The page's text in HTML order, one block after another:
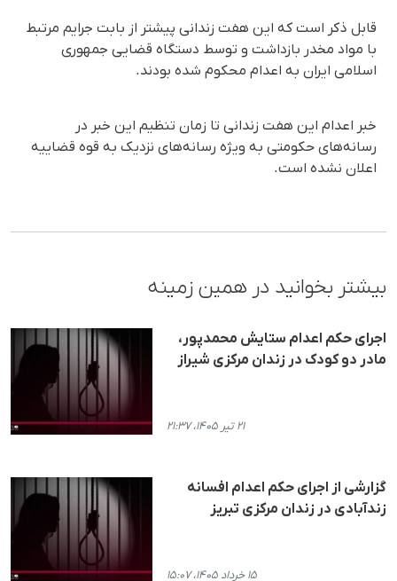
قابل ذکر است که این هفت زندانی پیشتر از بابت جرایم مرتبط
با مواد مخدر بازداشت و توسط دستگاه قضایی جمهوری
اسلامی ایران به اعدام محکوم شده بودند.
خبر اعدام این هفت زندانی تا زمان تنظیم این خبر در
رسانه‌های حکومتی به ویژه رسانه‌های نزدیک به قوه قضاییه
اعلان نشده است.
بیشتر بخوانید در همین زمینه
اجرای حکم اعدام ستایش محمدپور،
مادر دو کودک در زندان مرکزی شیراز
۲۱ تیر ۱۴۰۵، ۲۱:۳۷
گزارشی از اجرای حکم اعدام افسانه
زندآبادی در زندان مرکزی تبریز
۱۵ خرداد ۱۴۰۵، ۱۵:۰۷